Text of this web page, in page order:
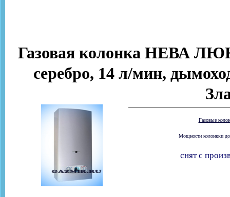
Газовая колонка НЕВА
серебро, 14 л/мин,
Газовые
Мощности колонкки
снят с